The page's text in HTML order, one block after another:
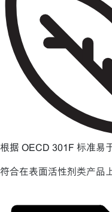
根据 OECD 301F 标准易
符合在表面活性剂类产品